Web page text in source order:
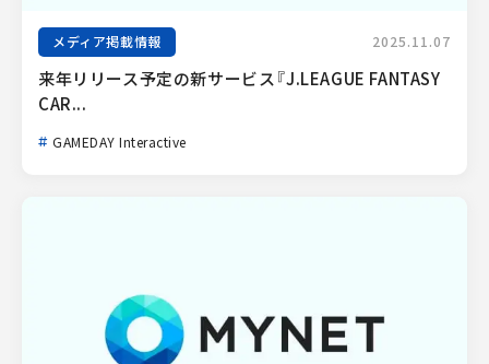
メディア掲載情報 2025.11.07
来年リリース予定の新サービス『J.LEAGUE FANTASY
CAR...
GAMEDAY Interactive